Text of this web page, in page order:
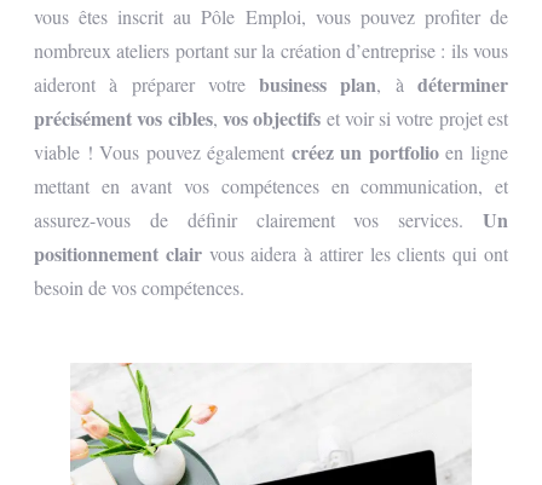
vous êtes inscrit au Pôle Emploi, vous pouvez profiter de
nombreux ateliers portant sur la création d’entreprise : ils vous
aideront à préparer votrebusiness plan, àdéterminer
précisément vos cibles, vos objectifs et voir si votre projet est
viable ! Vous pouvez également créez un portfolioen ligne
mettant en avant vos compétences en communication, et
assurez-vous de définir clairement vos services. Un
positionnement clairvous aidera à attirer les clients qui ont
besoin de vos compétences.